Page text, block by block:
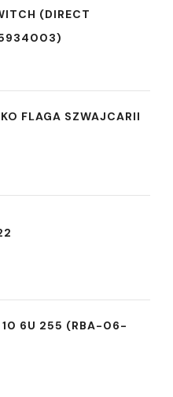
(DIRECT
FLAGA SZWAJCARII
10 6U 255 (RBA-06-